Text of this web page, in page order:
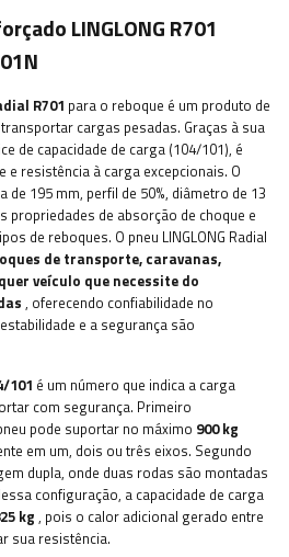
LINGLONG R701
R701 para o reboque é um produto de
cargas pesadas. Graças à sua
de capacidade de carga (104/101), é
resistência à carga excepcionais. O
de 195 mm, perfil de 50%, diâmetro de 13
propriedades de absorção de choque e
de reboques. O pneu LINGLONG Radial
de transporte, caravanas,
veículo que necessite do
, oferecendo confiabilidade no
e a segurança são
101 é um número que indica a carga
com segurança. Primeiro
pode suportar no máximo 900 kg
em um, dois ou três eixos. Segundo
dupla, onde duas rodas são montadas
configuração, a capacidade de carga
kg, pois o calor adicional gerado entre
sua resistência.